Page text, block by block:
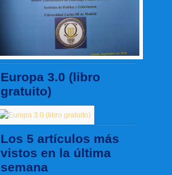
Europa 3.0 (libro
gratuito)
Los 5 artículos más
vistos en la última
semana